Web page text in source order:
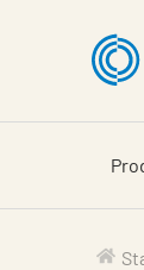
Hauptinhalt